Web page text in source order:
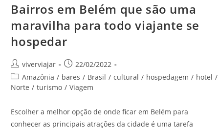
Bairros em Belém que são uma
maravilha para todo viajante se
hospedar
Autor
do
post:
viverviajar
Post
publicado:
22/02/2022
Categoria
do
Amazônia / bares / Brasil / cultural / hospedagem / hotel /
Norte / turismo / Viagem
Escolher a melhor opção de onde ficar em Belém para
conhecer as principais atrações da cidade é uma tarefa